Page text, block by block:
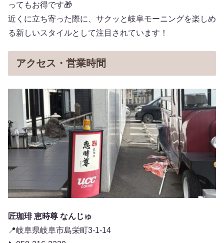
ってもお得です🎁
近くに立ち寄った際に、サクッと岐阜モーニングを楽しめ
る新しいスタイルとして注目されています！
アクセス・営業時間
匠珈琲 恵時尊 なんじゅ
📍岐阜県岐阜市島栄町3-1-14